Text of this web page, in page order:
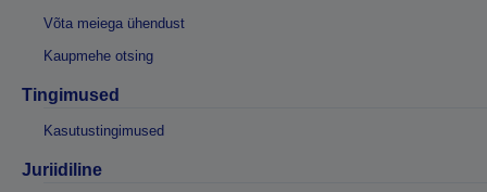
Võta meiega ühendust
Kaupmehe otsing
Tingimused
Kasutustingimused
Juriidiline